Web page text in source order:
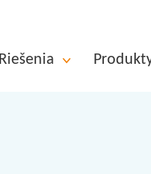
Riešenia